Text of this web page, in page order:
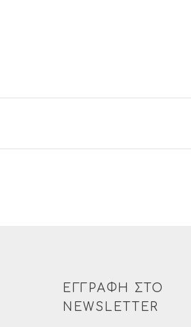
ΕΓΓΡΑΦΗ ΣΤΟ
NEWSLETTER